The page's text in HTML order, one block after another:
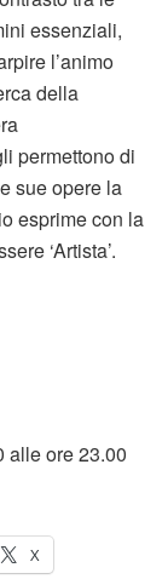
essenziali,
l’animo
della
permettono di
sue opere la
esprime con la
‘Artista’.
alle ore 23.00
X